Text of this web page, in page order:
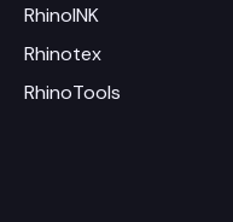
RhinoINK
Rhinotex
RhinoTools